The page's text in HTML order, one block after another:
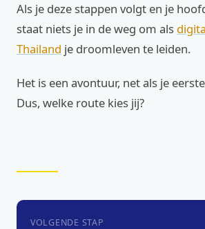
Als je deze stappen volgt en je
staat niets je in de weg om als
Thailand je droomleven te leiden.
Het is een avontuur, net als je
Dus, welke route kies jij?
VOLGENDE STAP